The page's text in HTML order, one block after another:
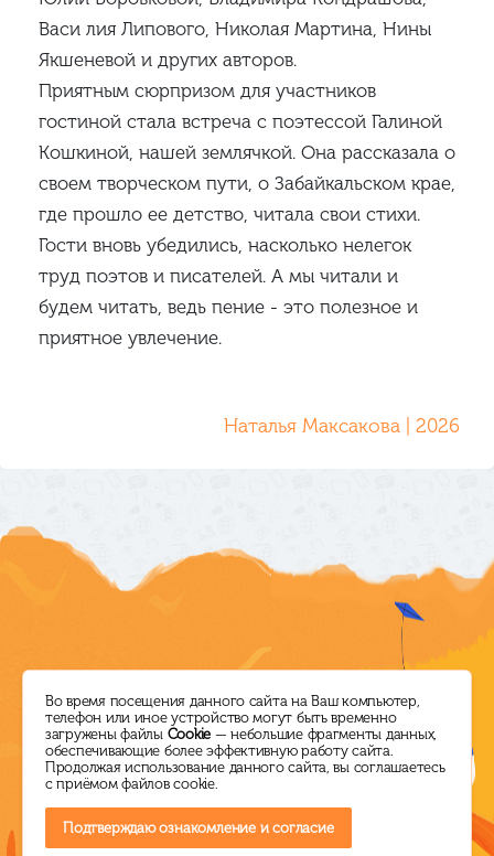
Васи­ лия Липового, Николая Мартина, Нины
Якшеневой и других авторов.
Приятным сюрпризом для участников
гостиной стала встреча с поэтессой Галиной
Кошкиной, нашей землячкой. Она рассказала о
своем творческом пути, о Забайкальском крае,
где прошло ее детство, читала свои стихи.
Гости вновь убедились, насколько нелегок
труд поэтов и писателей. А мы читали и
будем читать, ведь пение - это полезное и
приятное увлечение.
Наталья Максакова | 2026
Режим работы
ПН-ПТ: с 10.00 до 18.00
СБ: выходной
ВС: с 10.00 до 16.00
Директор ЦБС
+7 (38464) 5-14-60
ksl.lib@mail.ru
Во время посещения данного сайта на Ваш компьютер,
телефон или иное устройство могут быть временно
загружены файлы Cookie — небольшие фрагменты данных,
обеспечивающие более эффективную работу сайта.
Продолжая использование данного сайта, вы соглашаетесь
с приёмом файлов cookie.
Подтверждаю ознакомление и согласие